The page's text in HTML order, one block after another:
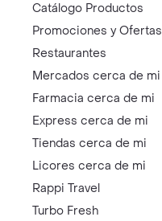
Catálogo Productos
Promociones y Ofertas
Restaurantes
Mercados cerca de mi
Farmacia cerca de mi
Express cerca de mi
Tiendas cerca de mi
Licores cerca de mi
Rappi Travel
Turbo Fresh